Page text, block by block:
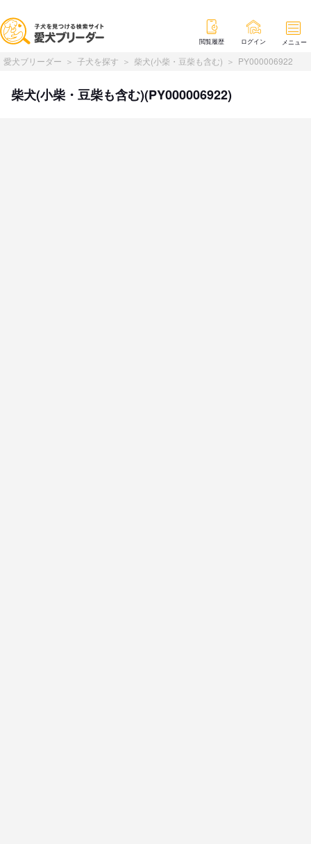
閲覧履歴 ログイン メニュー
愛犬ブリーダー 子犬を探す 柴犬(小柴・豆柴も含む) PY000006922
柴犬(小柴・豆柴も含む)(PY000006922)